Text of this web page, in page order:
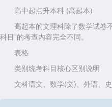
高中起点升本科 (高起本)
高起本的文理科除了数学试卷
科目”的考查内容完全不同。
表格
类别统考科目核心区别说明
文科语文、数学(文)、外语、史